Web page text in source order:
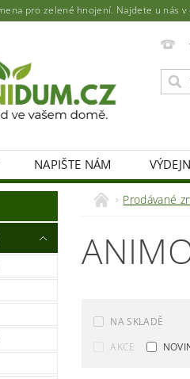
pro zelené hnojení. Najdete u nás v
NAPIŠTE NÁM
Prodávané
NA SKLADĚ
AKCE